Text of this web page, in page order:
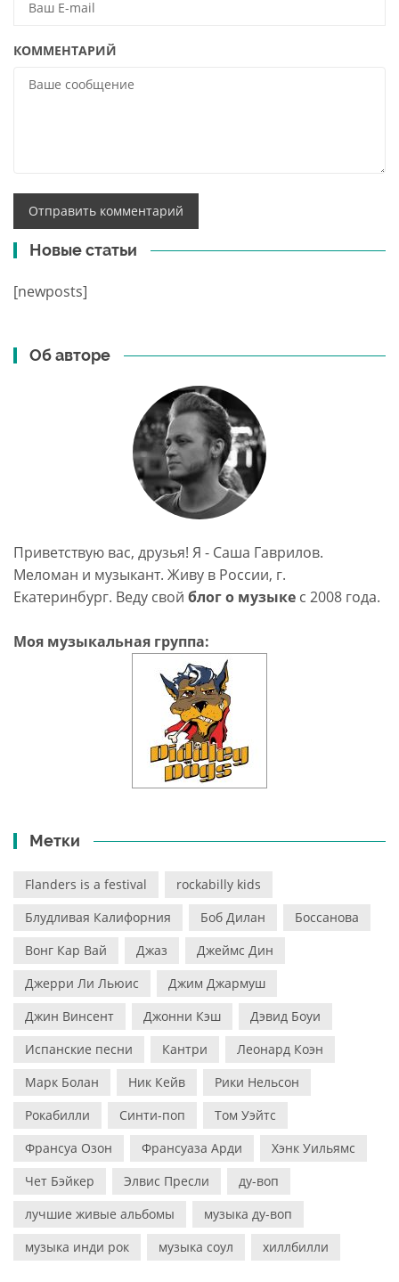
КОММЕНТАРИЙ
Новые статьи
[newposts]
Об авторе
Приветствую вас, друзья! Я - Саша Гаврилов.
Меломан и музыкант. Живу в России, г.
Екатеринбург. Веду свой блог о музыке c 2008 года.
Моя музыкальная группа:
Метки
Flanders is a festival
rockabilly kids
Блудливая Калифорния
Боб Дилан
Боссанова
Вонг Кар Вай
Джаз
Джеймс Дин
Джерри Ли Льюис
Джим Джармуш
Джин Винсент
Джонни Кэш
Дэвид Боуи
Испанские песни
Кантри
Леонард Коэн
Марк Болан
Ник Кейв
Рики Нельсон
Рокабилли
Синти-поп
Том Уэйтс
Франсуа Озон
Франсуаза Арди
Хэнк Уильямс
Чет Бэйкер
Элвис Пресли
ду-воп
лучшие живые альбомы
музыка ду-воп
музыка инди рок
музыка соул хиллбилли